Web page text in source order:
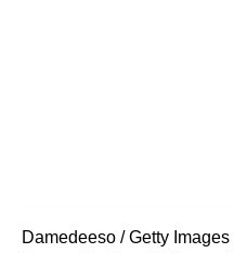
Damedeeso / Getty Images